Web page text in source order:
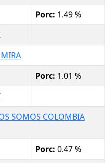
Porc: 1.49 %
Porc: 1.01 %
SOMOS COLOMBIA
Porc: 0.47 %